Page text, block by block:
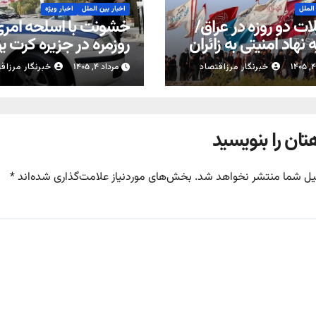
دو روزه در عراق/
امنیتی به زائران
خبرنگار مرزاقتصاد
اخبار بین الملل اخبار ویژه
خشونت با اسلحه
روزمره در جزیره کرت
مرداد ۴, ۱۴۰۵ خبرنگار
را بنویسید
شما منتشر نخواهد شد. بخش‌های موردنیاز علامت‌گذاری شده‌اند*